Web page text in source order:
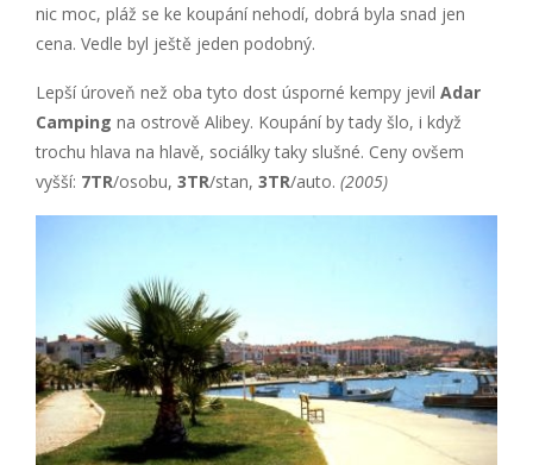
nic moc, pláž se ke koupání nehodí, dobrá byla snad jen
cena. Vedle byl ještě jeden podobný.
Lepší úroveň než oba tyto dost úsporné kempy jevil Adar
Camping na ostrově Alibey. Koupání by tady šlo, i když
trochu hlava na hlavě, sociálky taky slušné. Ceny ovšem
vyšší: 7TR/osobu, 3TR/stan, 3TR/auto. (2005)